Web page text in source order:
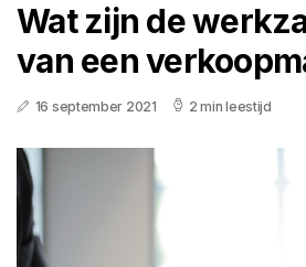
Wat zijn de
van een
16 september 2021 2 min leestijd